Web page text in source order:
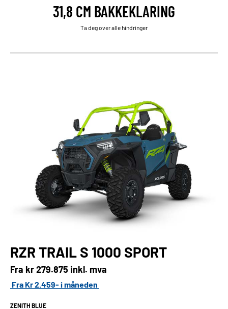
31,8 CM BAKKEKLARING
Ta deg over alle hindringer
RZR TRAIL S 1000 SPORT
Fra kr279.875 inkl. mva
Fra Kr 2.459- i måneden
ZENITH BLUE